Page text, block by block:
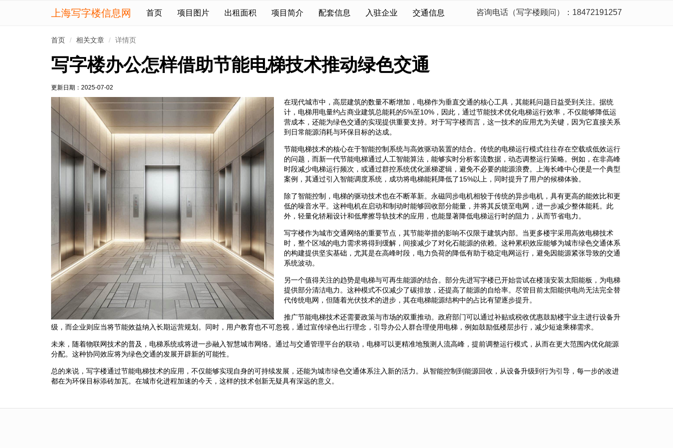
上海写字楼信息网 首页 项目图片 出租面积 项目简介 配套信息 入驻企业 交通信息 咨询电话（写字楼顾问）：18472191257
首页 相关文章 详情页
写字楼办公怎样借助节能电梯技术推动绿色交通
更新日期： 2025-07-02
在现代城市中，高层建筑的数量不断增加，电梯作为垂直交通的核心工具，其能耗问题日益受到关注。据统
计，电梯用电量约占商业建筑总能耗的5%至10%，因此，通过节能技术优化电梯运行效率，不仅能够降低运
营成本，还能为绿色交通的实现提供重要支持。对于写字楼而言，这一技术的应用尤为关键，因为它直接关系
到日常能源消耗与环保目标的达成。
节能电梯技术的核心在于智能控制系统与高效驱动装置的结合。传统的电梯运行模式往往存在空载或低效运行
的问题，而新一代节能电梯通过人工智能算法，能够实时分析客流数据，动态调整运行策略。例如，在非高峰
时段减少电梯运行频次，或通过群控系统优化派梯逻辑，避免不必要的能源浪费。上海长峰中心便是一个典型
案例，其通过引入智能调度系统，成功将电梯能耗降低了15%以上，同时提升了用户的候梯体验。
除了智能控制，电梯的驱动技术也在不断革新。永磁同步电机相较于传统的异步电机，具有更高的能效比和更
低的噪音水平。这种电机在启动和制动时能够回收部分能量，并将其反馈至电网，进一步减少整体能耗。此
外，轻量化轿厢设计和低摩擦导轨技术的应用，也能显著降低电梯运行时的阻力，从而节省电力。
写字楼作为城市交通网络的重要节点，其节能举措的影响不仅限于建筑内部。当更多楼宇采用高效电梯技术
时，整个区域的电力需求将得到缓解，间接减少了对化石能源的依赖。这种累积效应能够为城市绿色交通体系
的构建提供坚实基础，尤其是在高峰时段，电力负荷的降低有助于稳定电网运行，避免因能源紧张导致的交通
系统波动。
另一个值得关注的趋势是电梯与可再生能源的结合。部分先进写字楼已开始尝试在楼顶安装太阳能板，为电梯
提供部分清洁电力。这种模式不仅减少了碳排放，还提高了能源的自给率。尽管目前太阳能供电尚无法完全替
代传统电网，但随着光伏技术的进步，其在电梯能源结构中的占比有望逐步提升。
推广节能电梯技术还需要政策与市场的双重推动。政府部门可以通过补贴或税收优惠鼓励楼宇业主进行设备升
级，而企业则应当将节能效益纳入长期运营规划。同时，用户教育也不可忽视，通过宣传绿色出行理念，引导办公人群合理使用电梯，例如鼓励低楼层步行，减少短途乘梯需求。
未来，随着物联网技术的普及，电梯系统或将进一步融入智慧城市网络。通过与交通管理平台的联动，电梯可以更精准地预测人流高峰，提前调整运行模式，从而在更大范围内优化能源
分配。这种协同效应将为绿色交通的发展开辟新的可能性。
总的来说，写字楼通过节能电梯技术的应用，不仅能够实现自身的可持续发展，还能为城市绿色交通体系注入新的活力。从智能控制到能源回收，从设备升级到行为引导，每一步的改进
都在为环保目标添砖加瓦。在城市化进程加速的今天，这样的技术创新无疑具有深远的意义。